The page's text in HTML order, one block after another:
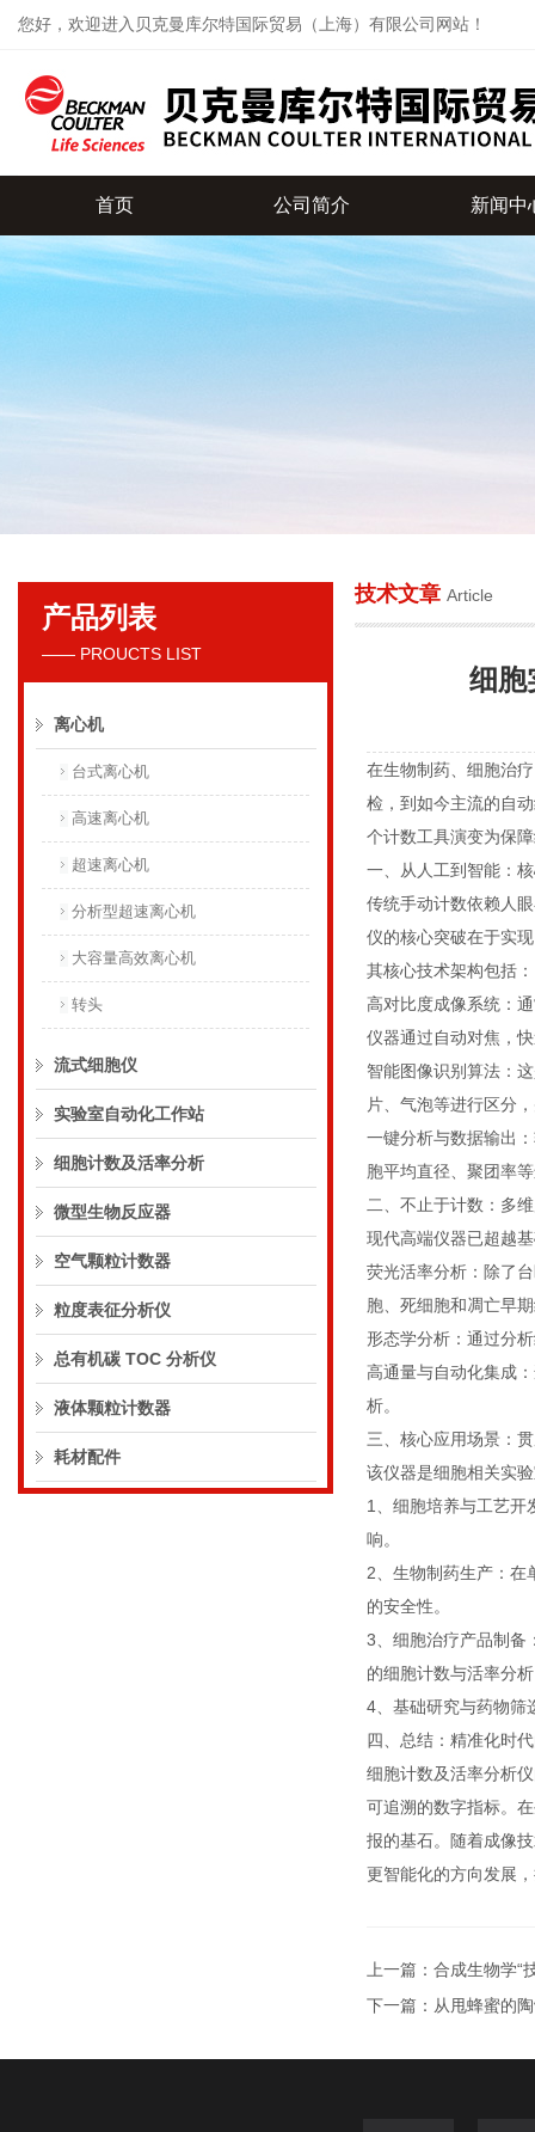
您好，欢迎进入贝克曼库尔特国际贸易（上海）有限公司网站！
贝克曼库尔特国际贸易（上海）有限公司
首页 公司简介 新闻中
产品列表
—— PROUCTS LIST
离心机
台式离心机
高速离心机
超速离心机
分析型超速离心机
大容量高效离心机
转头
流式细胞仪
实验室自动化工作站
细胞计数及活率分析
微型生物反应器
空气颗粒计数器
粒度表征分析仪
总有机碳 TOC 分析仪
液体颗粒计数器
耗材配件
技术文章 Article
细胞
在生物制药、细胞治
检，到如今主流的自
个计数工具演变为保
一、从人工到智能：
传统手动计数依赖人
仪的核心突破在于实
其核心技术架构包括
高对比度成像系统：
仪器通过自动对焦，
智能图像识别算法：
片、气泡等进行区分
一键分析与数据输出
胞平均直径、聚团率
二、不止于计数：多
现代高端仪器已超越
荧光活率分析：除了
胞、死细胞和凋亡早
形态学分析：通过分
高通量与自动化集成
析。
三、核心应用场景：
该仪器是细胞相关实
1、细胞培养与工艺开
响。
2、生物制药生产：在
的安全性。
3、细胞治疗产品制备
的细胞计数与活率分
4、基础研究与药物筛
四、总结：精准化时
细胞计数及活率分析
可追溯的数字指标。
报的基石。随着成像
更智能化的方向发展
上一篇： 合成生物学“
下一篇： 从甩蜂蜜的